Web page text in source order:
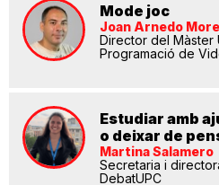
Mode joc
Joan Arnedo
Director del Màster
Programació de
Estudiar amb
o deixar de
Martina Salamero
Secretaria i
DebatUPC